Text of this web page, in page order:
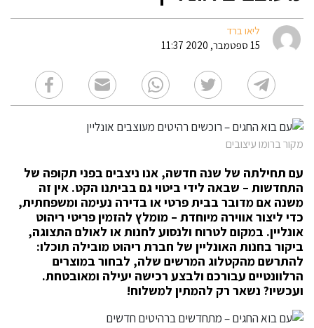
ליאו ברד
15 ספטמבר, 2020 11:37
מקור ברומו עיצובים
עם תחילתה של שנה חדשה, אנו ניצבים בפני תקופה של
התחדשות – שבאה לידי ביטוי גם בביתנו הקט. אין זה
משנה אם מדובר בבית פרטי או בדירה נעימה ומשפחתית,
כדי ליצור אווירה מיוחדת – מומלץ להזמין פריטי ריהוט
אונליין. במקום לטרוח ולנסוע לחנות או לאולם התצוגה,
ביקור בחנות האונליין של חברת ריהוט מובילה תוכלו:
להתרשם מהקטלוג המרשים שלה, לבחור במוצרים
הרלוונטיים עבורכם ולבצע רכישה יעילה ומאובטחת.
ועכשיו? נשאר רק להמתין למשלוח!